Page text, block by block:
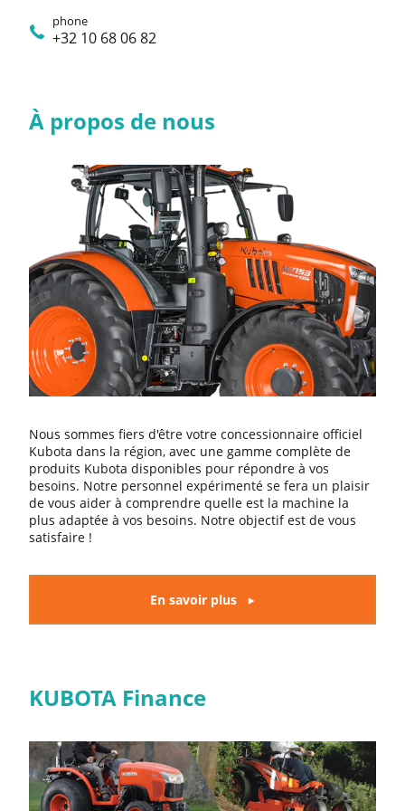
phone
+32 10 68 06 82
À propos de nous
Nous sommes fiers d'être votre concessionnaire officiel
Kubota dans la région, avec une gamme complète de
produits Kubota disponibles pour répondre à vos
besoins. Notre personnel expérimenté se fera un plaisir
de vous aider à comprendre quelle est la machine la
plus adaptée à vos besoins. Notre objectif est de vous
satisfaire !
En savoir plus
KUBOTA Finance